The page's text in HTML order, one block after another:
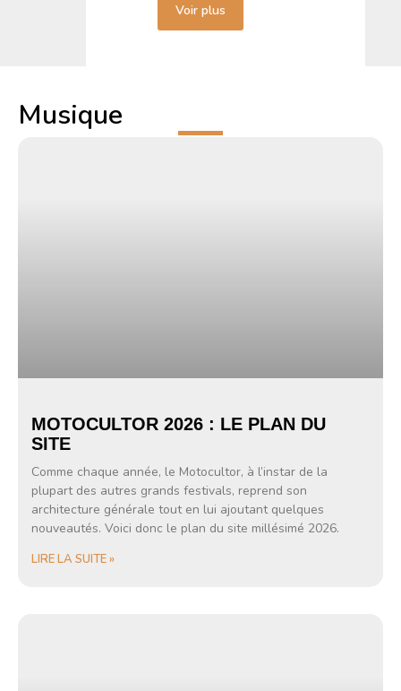
Voir plus
Musique
MOTOCULTOR 2026 : LE PLAN DU
SITE
Comme chaque année, le Motocultor, à l’instar de la
plupart des autres grands festivals, reprend son
architecture générale tout en lui ajoutant quelques
nouveautés. Voici donc le plan du site millésimé 2026.
LIRE LA SUITE »